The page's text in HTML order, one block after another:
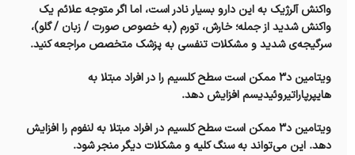
واکنش آلرژیک به این دارو بسیار نادر است، اما اگر متوجه علائم یک
واکنش شدید از جمله؛ خارش، تورم (به خصوص صورت / زبان / گلو)،
سرگیجه‌ی شدید و مشکلات تنفسی به پزشک متخصص مراجعه کنید.
ویتامین د۳ ممکن است سطح کلسیم را در افراد مبتلا به
هایپرپاراتیروئیدیسم افزایش دهد.
ویتامین د۳ ممکن است سطح کلسیم در افراد مبتلا به لنفوم را افزایش
دهد. این می‌تواند به سنگ کلیه و مشکلات دیگر منجر شود.